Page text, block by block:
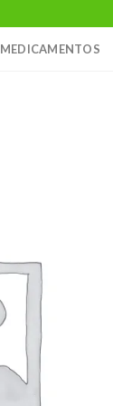
MEDICAMENTOS